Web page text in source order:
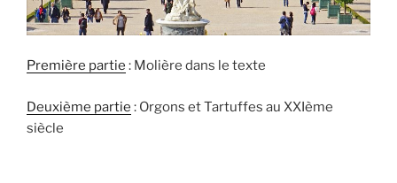
Première partie : Molière dans le texte
Deuxième partie : Orgons et Tartuffes au XXIème
siècle